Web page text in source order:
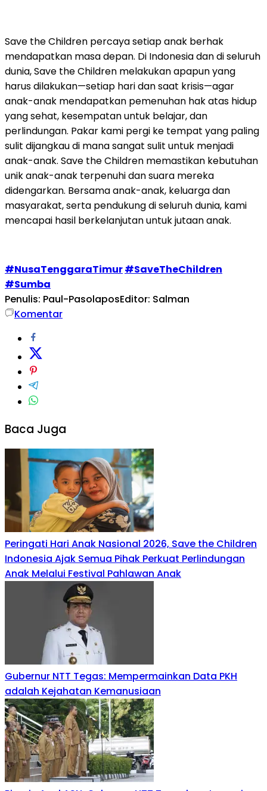
Save the Children percaya setiap anak berhak
mendapatkan masa depan. Di Indonesia dan di seluruh
dunia, Save the Children melakukan apapun yang
harus dilakukan—setiap hari dan saat krisis—agar
anak-anak mendapatkan pemenuhan hak atas hidup
yang sehat, kesempatan untuk belajar, dan
perlindungan. Pakar kami pergi ke tempat yang paling
sulit dijangkau di mana sangat sulit untuk menjadi
anak-anak. Save the Children memastikan kebutuhan
unik anak-anak terpenuhi dan suara mereka
didengarkan. Bersama anak-anak, keluarga dan
masyarakat, serta pendukung di seluruh dunia, kami
mencapai hasil berkelanjutan untuk jutaan anak.
#NusaTenggaraTimur#SaveTheChildren
#Sumba
Penulis: Paul-PasolaposEditor: Salman
Komentar
Baca Juga
Peringati Hari Anak Nasional 2026, Save the Children
Indonesia Ajak Semua Pihak Perkuat Perlindungan
Anak Melalui Festival Pahlawan Anak
Gubernur NTT Tegas: Mempermainkan Data PKH
adalah Kejahatan Kemanusiaan